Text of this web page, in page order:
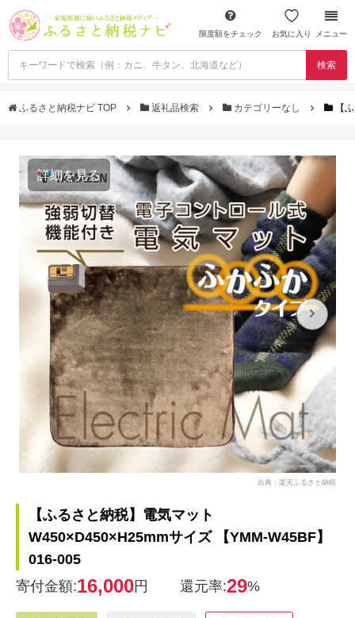
限度額をチェック お気に入り メニュー
検索
ふるさと納税ナビ TOP 返礼品検索 カテゴリーなし 【
詳細を見る
出典：楽天ふるさと納税
【ふるさと納税】電気マット
W450×D450×H25mmサイズ 【YMM-W45BF】
016-005
寄付金額:16,000円 還元率:29%